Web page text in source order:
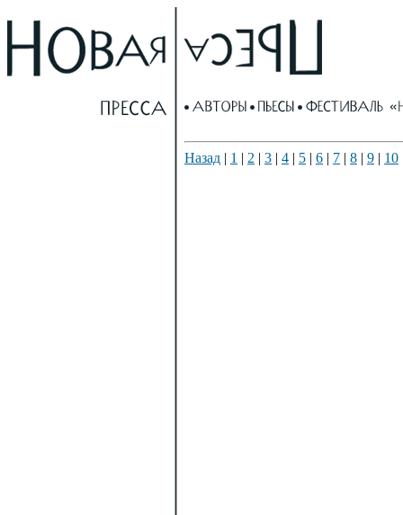
Назад | 1 | 2 | 3 | 4 | 5 | 6 | 7 | 8 | 9 | 10